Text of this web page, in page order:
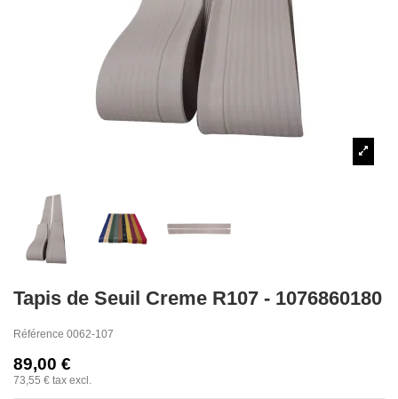
Tapis de Seuil Creme R107 - 1076860180
Référence 0062-107
89,00 €
73,55 € tax excl.